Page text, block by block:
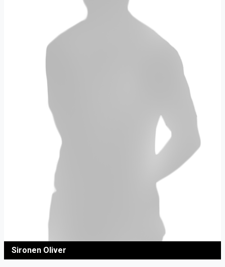
Sironen Oliver